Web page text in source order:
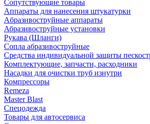
Сопутствующие товары
Аппараты для нанесения штукатурки
Aбразивоструйные аппараты
Абразивоструйные установки
Рукава (Шланги)
Сопла абразивоструйные
Средства индивидуальной защиты
Комплектующие, запчасти, расходники
Насадки для очистки труб изнутри
Компрессоры
Remeza
Master Blast
Спецодежда
Товары для автосервиса